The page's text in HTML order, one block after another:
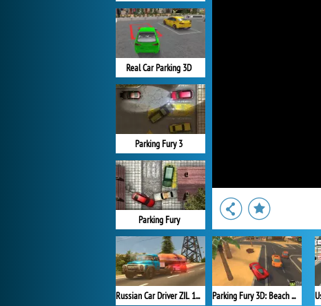
Real Car Parking 3D
Parking Fury 3
Parking Fury
Russian Car Driver ZIL 130 Parking Fury 3D: Beach City